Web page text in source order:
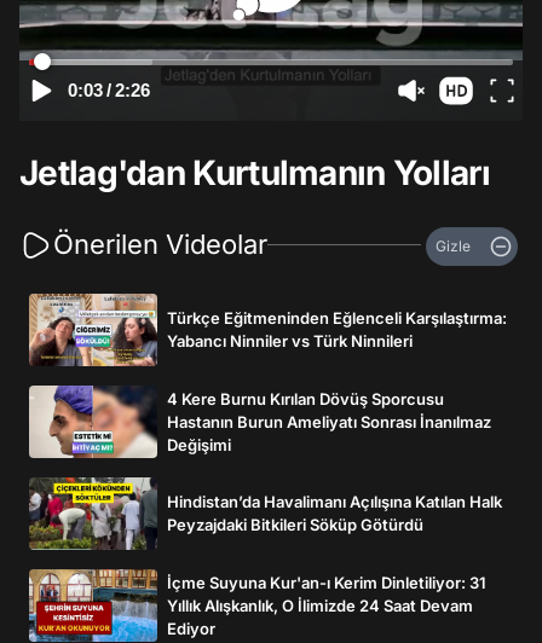
0:03/2:26
Jetlag'dan Kurtulmanın Yolları
Önerilen Videolar Gizle
Türkçe Eğitmeninden Eğlenceli Karşılaştırma:
Yabancı Ninniler vs Türk Ninnileri
4 Kere Burnu Kırılan Dövüş Sporcusu
Hastanın Burun Ameliyatı Sonrası İnanılmaz
Değişimi
Hindistan’da Havalimanı Açılışına Katılan Halk
Peyzajdaki Bitkileri Söküp Götürdü
İçme Suyuna Kur'an-ı Kerim Dinletiliyor: 31
Yıllık Alışkanlık, O İlimizde 24 Saat Devam
Ediyor